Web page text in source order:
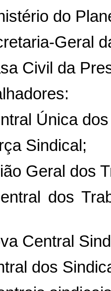
do
Geral
Civil da
Única
Sindical;
Geral dos
dos
Central
dos